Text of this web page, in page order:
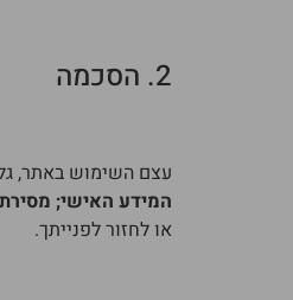
2. הסכמה
עצם השימוש באתר,
המידע האישי;
או לחזור לפנייתך.